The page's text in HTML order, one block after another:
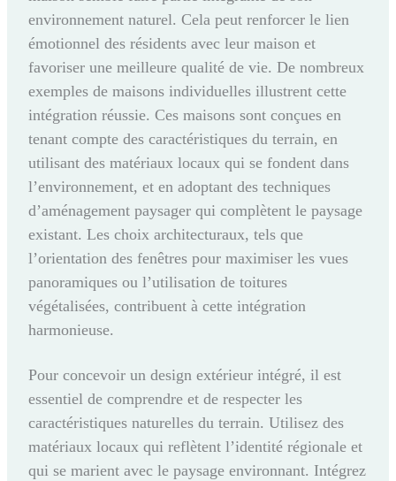
environnement naturel. Cela peut renforcer le lien
émotionnel des résidents avec leur maison et
favoriser une meilleure qualité de vie. De nombreux
exemples de maisons individuelles illustrent cette
intégration réussie. Ces maisons sont conçues en
tenant compte des caractéristiques du terrain, en
utilisant des matériaux locaux qui se fondent dans
l’environnement, et en adoptant des techniques
d’aménagement paysager qui complètent le paysage
existant. Les choix architecturaux, tels que
l’orientation des fenêtres pour maximiser les vues
panoramiques ou l’utilisation de toitures
végétalisées, contribuent à cette intégration
harmonieuse.
Pour concevoir un design extérieur intégré, il est
essentiel de comprendre et de respecter les
caractéristiques naturelles du terrain. Utilisez des
matériaux locaux qui reflètent l’identité régionale et
qui se marient avec le paysage environnant. Intégrez